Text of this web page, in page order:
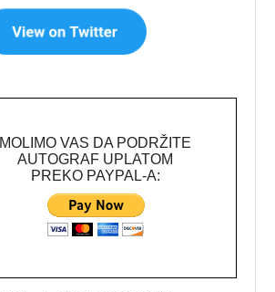
MOLIMO VAS DA PODRŽITE
AUTOGRAF UPLATOM
PREKO PAYPAL-A: